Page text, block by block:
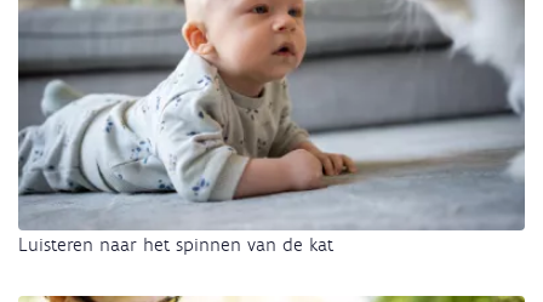
Luisteren naar het spinnen van de kat